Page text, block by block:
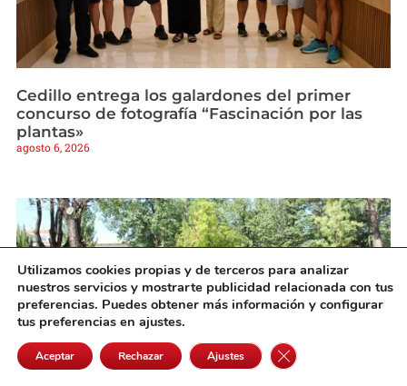
Cedillo entrega los galardones del primer
concurso de fotografía “Fascinación por las
plantas»
agosto 6, 2026
Utilizamos cookies propias y de terceros para analizar
nuestros servicios y mostrarte publicidad relacionada con tus
preferencias. Puedes obtener más información y configurar
tus preferencias en ajustes.
Aceptar Rechazar Ajustes Cerrar el banner de